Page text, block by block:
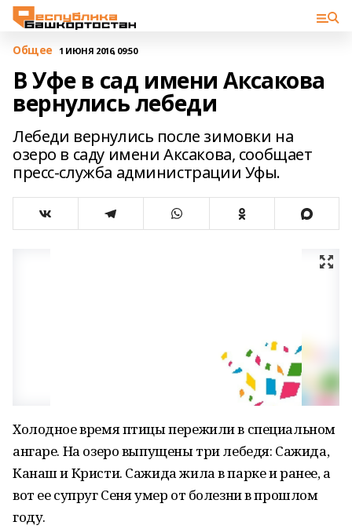
Общее 1 ИЮНЯ 2016, 09:50
В Уфе в сад имени Аксакова
вернулись лебеди
Лебеди вернулись после зимовки на
озеро в саду имени Аксакова, сообщает
пресс-служба администрации Уфы.
Холодное время птицы пережили в специальном
ангаре. На озеро выпущены три лебедя: Сажида,
Канаш и Кристи. Сажида жила в парке и ранее, а
вот ее супруг Сеня умер от болезни в прошлом
году.